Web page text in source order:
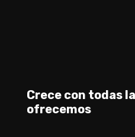
Crece con todas
ofrecemos